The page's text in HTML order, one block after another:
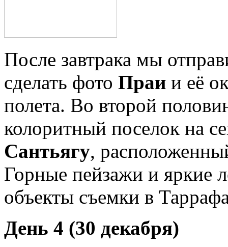
После завтрака мы
сделать фото Праи и её
полета. Во второй
колоритный поселок на
Сантьягу,
Горные пейзажи и яркие
объекты съемки в
День 4 (30 декабря)